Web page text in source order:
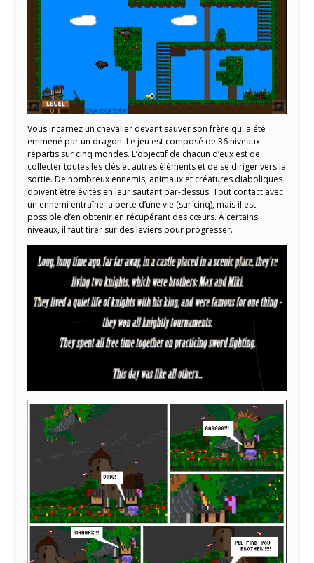
Vous incarnez un chevalier devant sauver son frère qui a été
emmené par un dragon. Le jeu est composé de 36 niveaux
répartis sur cinq mondes. L’objectif de chacun d’eux est de
collecter toutes les clés et autres éléments et de se diriger vers la
sortie. De nombreux ennemis, animaux et créatures diaboliques
doivent être évités en leur sautant par-dessus. Tout contact avec
un ennemi entraîne la perte d’une vie (sur cinq), mais il est
possible d’en obtenir en récupérant des cœurs. À certains
niveaux, il faut tirer sur des leviers pour progresser.